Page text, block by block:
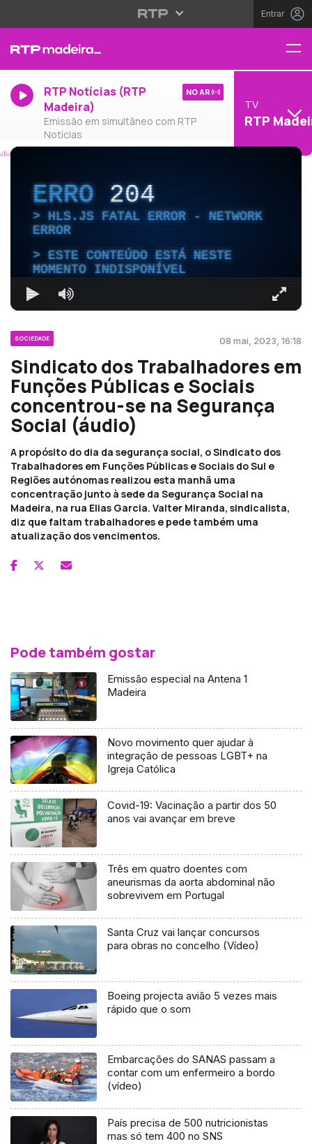
Entrar
RTP Notícias (RTP
Madeira)
Emissão em simultâneo com RTP
Notícias
NO AR
TV
RTP
ERRO204
HLS.JS FATAL ERROR - NETWORK
ERROR
ESTE CONTEÚDO ESTÁ NESTE
MOMENTO INDISPONÍVEL
SOCIEDADE 08 mai, 2023, 16:18
Sindicato dos Trabalhadores em
Funções Públicas e Sociais
concentrou-se na Segurança
Social (áudio)
A propósito do dia da segurança social, o Sindicato dos
Trabalhadores em Funções Públicas e Sociais do Sul e
Regiões autónomas realizou esta manhã uma
concentração junto à sede da Segurança Social na
Madeira, na rua Elias Garcia. Valter Miranda, sindicalista,
diz que faltam trabalhadores e pede também uma
atualização dos vencimentos.
Pode também gostar
Emissão especial na Antena 1
Madeira
Novo movimento quer ajudar à
integração de pessoas LGBT+ na
Igreja Católica
Covid-19: Vacinação a partir dos 50
anos vai avançar em breve
Três em quatro doentes com
aneurismas da aorta abdominal não
sobrevivem em Portugal
Santa Cruz vai lançar concursos
para obras no concelho (Vídeo)
Boeing projecta avião 5 vezes mais
rápido que o som
Embarcações do SANAS passam a
contar com um enfermeiro a bordo
(vídeo)
País precisa de 500 nutricionistas
mas só tem 400 no SNS